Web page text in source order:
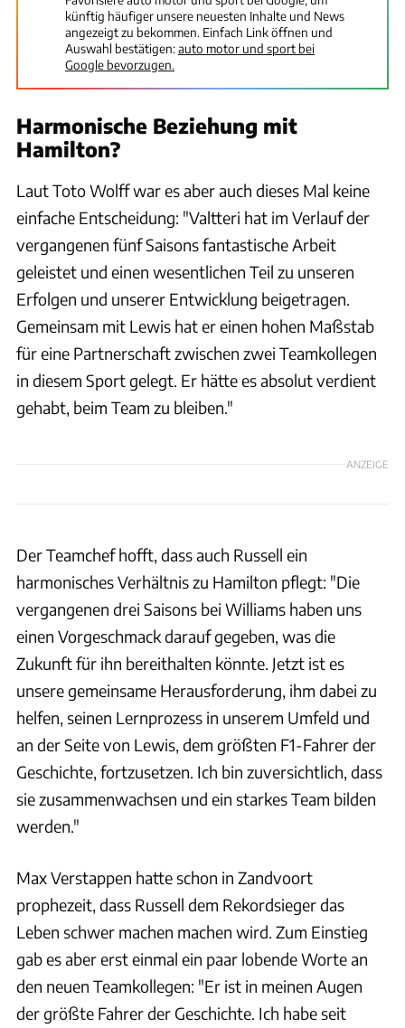
künftig häufiger unsere neuesten Inhalte und News
angezeigt zu bekommen. Einfach Link öffnen und
Auswahl bestätigen:auto motor und sport bei
Google bevorzugen.
Harmonische Beziehung mit
Hamilton?
Laut Toto Wolff war es aber auch dieses Mal keine
einfache Entscheidung: "Valtteri hat im Verlauf der
vergangenen fünf Saisons fantastische Arbeit
geleistet und einen wesentlichen Teil zu unseren
Erfolgen und unserer Entwicklung beigetragen.
Gemeinsam mit Lewis hat er einen hohen Maßstab
für eine Partnerschaft zwischen zwei Teamkollegen
in diesem Sport gelegt. Er hätte es absolut verdient
gehabt, beim Team zu bleiben."
ANZEIGE
Der Teamchef hofft, dass auch Russell ein
harmonisches Verhältnis zu Hamilton pflegt: "Die
vergangenen drei Saisons bei Williams haben uns
einen Vorgeschmack darauf gegeben, was die
Zukunft für ihn bereithalten könnte. Jetzt ist es
unsere gemeinsame Herausforderung, ihm dabei zu
helfen, seinen Lernprozess in unserem Umfeld und
an der Seite von Lewis, dem größten F1-Fahrer der
Geschichte, fortzusetzen. Ich bin zuversichtlich, dass
sie zusammenwachsen und ein starkes Team bilden
werden."
Max Verstappen hatte schon in Zandvoort
prophezeit, dass Russell dem Rekordsieger das
Leben schwer machen machen wird. Zum Einstieg
gab es aber erst einmal ein paar lobende Worte an
den neuen Teamkollegen: "Er ist in meinen Augen
der größte Fahrer der Geschichte. Ich habe seit